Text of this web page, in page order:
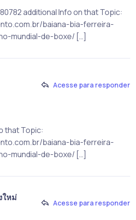
additional Info on that Topic:
baiana-bia-ferreira-
mundial-de-boxe/ […]
Acesse para responder
that Topic:
baiana-bia-ferreira-
mundial-de-boxe/ […]
ใหม่
Acesse para responder